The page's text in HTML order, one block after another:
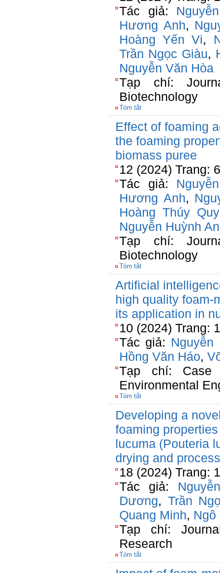
Tác giả:
Hương Anh,
Hoàng Yến Vi,
Trần Ngọc Giàu,
Nguyễn Văn Hòa
Tạp chí:
Biotechnology
Tóm tắt
Effect of foaming
the foaming
biomass puree
12 (2024) Trang:
Tác giả:
Hương Anh,
Hoàng Thúy
Nguyễn Huỳnh
Tạp chí:
Biotechnology
Tóm tắt
Artificial
high quality foam-
its application in
10 (2024) Trang:
Tác giả: Nguyễn
Hồng Văn Háo,
Tạp chí: Case
Environmental
Tóm tắt
Developing a
foaming
lucuma (Pouteria
drying and
18 (2024) Trang:
Tác giả:
Dương, Trần
Quang Minh, Ngô
Tạp chí:
Research
Tóm tắt